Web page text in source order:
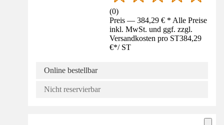
(0)
Preis — 384,29 € * Alle Preise
inkl. MwSt. und ggf. zzgl.
Versandkosten pro ST384,29
€*/ ST
Online bestellbar
Nicht reservierbar